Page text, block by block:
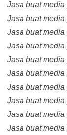
Jasa buat
Jasa buat
Jasa buat
Jasa buat
Jasa buat
Jasa buat
Jasa buat
Jasa buat
Jasa buat
Jasa buat